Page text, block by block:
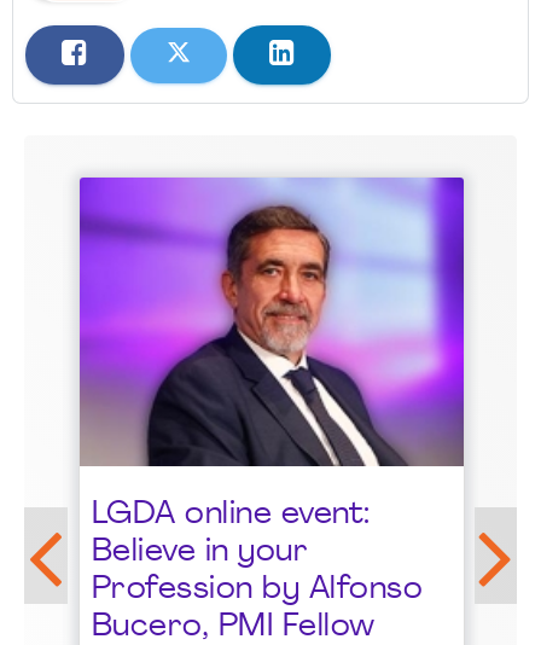
LGDA online event:
Believe in your
Profession by Alfonso
Bucero, PMI Fellow